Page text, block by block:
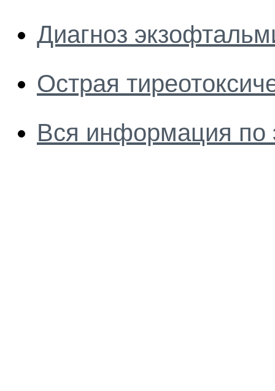
Диагноз
Острая
Вся информация по